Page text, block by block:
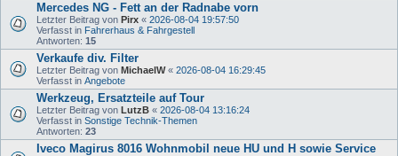
Mercedes NG - Fett an der Radnabe vorn
Letzter Beitrag von Pirx « 2026-08-04 19:57:50
Verfasst in Fahrerhaus & Fahrgestell
Antworten: 15
Verkaufe div. Filter
Letzter Beitrag von MichaelW« 2026-08-04 16:29:45
Verfasst in Angebote
Werkzeug, Ersatzteile auf Tour
Letzter Beitrag von LutzB « 2026-08-04 13:16:24
Verfasst in Sonstige Technik-Themen
Antworten: 23
Iveco Magirus 8016 Wohnmobil neue HU und H sowie Service